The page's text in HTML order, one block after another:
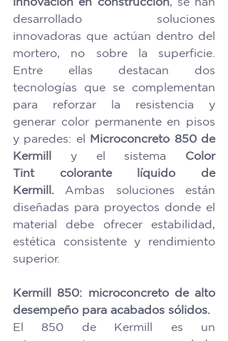
desarrollado soluciones
innovadoras que actúan dentro del
mortero, no sobre la superficie.
Entre ellas destacan dos
tecnologías que se complementan
para reforzar la resistencia y
generar color permanente en pisos
y paredes: el Microconcreto 850 de
Kermill y el sistema Color
Tint colorante líquido de
Kermill. Ambas soluciones están
diseñadas para proyectos donde el
material debe ofrecer estabilidad,
estética consistente y rendimiento
superior.
Kermill 850: microconcreto de alto
desempeño para acabados sólidos.
El 850 de Kermill es un